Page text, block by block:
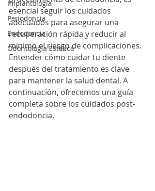
Implantología
Periodoncia
Endodoncia
Odontología Estética
esencial seguir los cuidados
adecuados para asegurar una
recuperación rápida y reducir al
mínimo el riesgo de complicaciones.
Entender cómo cuidar tu diente
después del tratamiento es clave
para mantener la salud dental. A
continuación, ofrecemos una guía
completa sobre los cuidados post-
endodoncia.